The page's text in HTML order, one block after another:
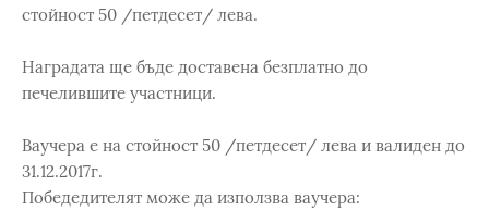
стойност 50 /петдесет/ лева.
Наградата ще бъде доставена безплатно до
печелившите участници.
Ваучера е на стойност 50 /петдесет/ лева и валиден до
31.12.2017г.
Победедителят може да използва ваучера: